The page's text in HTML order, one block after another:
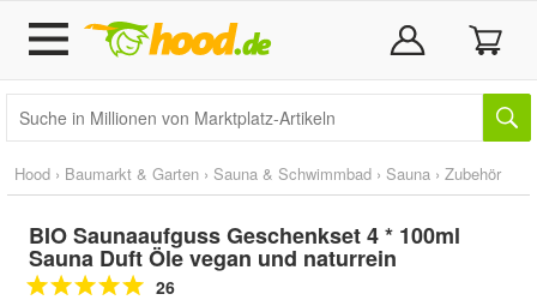
Hood › Baumarkt & Garten › Sauna & Schwimmbad › Sauna › Zubehör
BIO Saunaaufguss Geschenkset 4 * 100ml
Sauna Duft Öle vegan und naturrein
26